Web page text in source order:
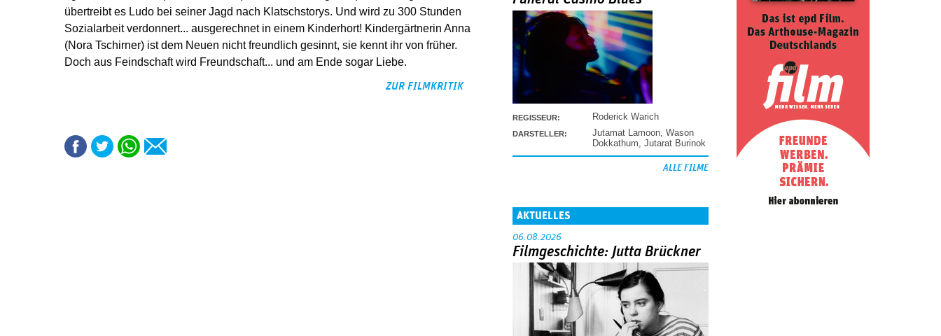
übertreibt es Ludo bei seiner Jagd nach Klatschstorys. Und wird zu 300 Stunden
Sozialarbeit verdonnert... ausgerechnet in einem Kinderhort! Kindergärtnerin Anna
(Nora Tschirner) ist dem Neuen nicht freundlich gesinnt, sie kennt ihr von früher.
Doch aus Feindschaft wird Freundschaft... und am Ende sogar Liebe.
ZUR FILMKRITIK
REGISSEUR: Roderick Warich
DARSTELLER: Jutamat Lamoon Wason
Dokkathum Jutarat Burinok
ALLE FILME
AKTUELLES
06.08.2026
Filmgeschichte: Jutta Brückner